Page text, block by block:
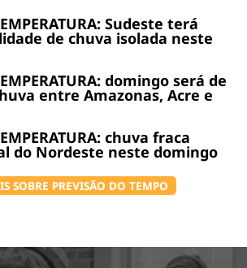
Sudeste terá
de chuva isolada neste
domingo será de
entre Amazonas, Acre e
chuva fraca
do Nordeste neste domingo
SOBRE PREVISÃO DO TEMPO